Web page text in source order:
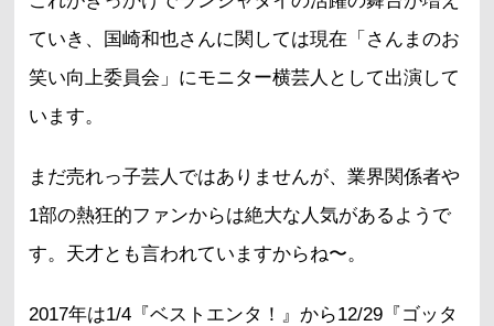
ていき、国崎和也さんに関しては現在「さんまのお
笑い向上委員会」にモニター横芸人として出演して
います。
まだ売れっ子芸人ではありませんが、業界関係者や
1部の熱狂的ファンからは絶大な人気があるようで
す。天才とも言われていますからね〜。
2017年は1/4『ベストエンタ！』から12/29『ゴッタ